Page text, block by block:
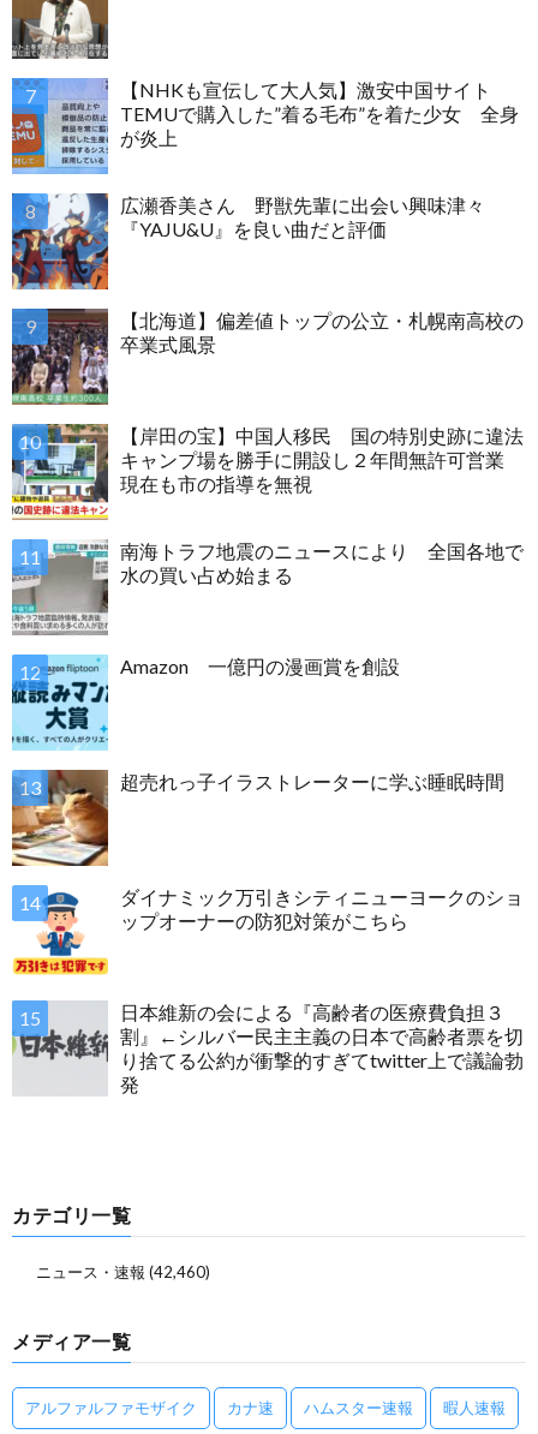
【NHKも宣伝して大人気】激安中国サイト
TEMUで購入した”着る毛布”を着た少女 全身
が炎上
広瀬香美さん 野獣先輩に出会い興味津々
『YAJU&U』を良い曲だと評価
【北海道】偏差値トップの公立・札幌南高校の
卒業式風景
【岸田の宝】中国人移民 国の特別史跡に違法
キャンプ場を勝手に開設し２年間無許可営業
現在も市の指導を無視
南海トラフ地震のニュースにより 全国各地で
水の買い占め始まる
Amazon 一億円の漫画賞を創設
超売れっ子イラストレーターに学ぶ睡眠時間
ダイナミック万引きシティニューヨークのショ
ップオーナーの防犯対策がこちら
日本維新の会による『高齢者の医療費負担３
割』←シルバー民主主義の日本で高齢者票を切
り捨てる公約が衝撃的すぎてtwitter上で議論勃
発
カテゴリ一覧
ニュース・速報 (42,460)
メディア一覧
アルファルファモザイク カナ速 ハムスター速報 暇人速報